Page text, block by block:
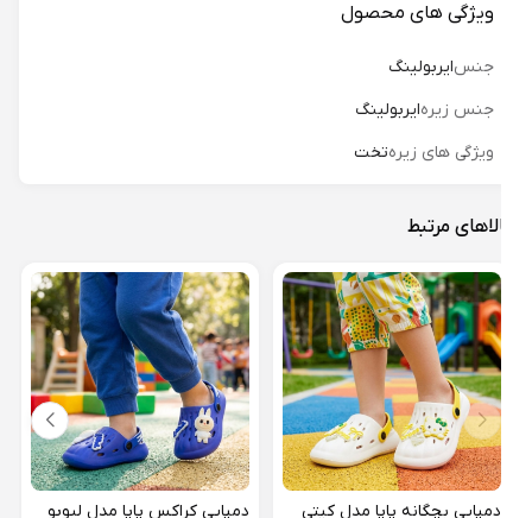
ویژگی های محصول
جنسایربولینگ
جنس زیره ایربولینگ
ویژگی های زیره تخت
مرتبط
دمپایی بچگانه پاپا مدل کیتی دمپایی کراکس پاپا مدل لبوبو